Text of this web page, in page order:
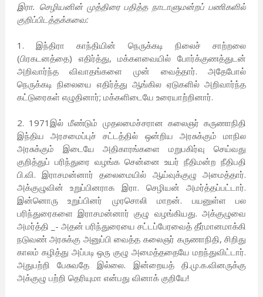
இரா. செழியனின் முத்திரை பதித்த நாடாளுமன்றப் பணிகளில்
குறிப்பிடத்தக்கவை:
1. இந்திரா காந்தியின் நெருக்கடி நிலைச் சாற்றலை
(பிரகடனத்தை) எதிர்த்து, மக்களவையில் போர்க்குணத்துடன்
அறிவார்ந்த விவாதங்களை முன் வைத்தார். அதேபோல்
நெருக்கடி நிலையை எதிர்த்து ஆங்கில ஏடுகளில் அறிவார்ந்த
கட்டுரைகள் எழுதினார்; மக்களிடையே உரையாற்றினார்.
2. 1971இல் மீண்டும் முதலமைச்சரான கலைஞர் கருணாநிதி
இந்திய அரசமைப்புச் சட்டத்தில் ஒன்றிய அரசுக்கும் மாநில
அரசுக்கும் இடையே அதிகாரங்களை மறுபகிர்வு செய்வது
குறித்துப் பரிந்துரை வழங்க சென்னை உயர் நீதிமன்ற நீதிபதி
பி.வி. இராசமன்னார் தலைமையில் ஆய்வுக்குழு அமைத்தார்.
அக்குழுவின் உறுப்பினராக இரா. செழியன் அமர்த்தப்பட்டார்.
இன்னொரு உறுப்பினர் முரசொலி மாறன். பயனுள்ள பல
பரிந்துரைகளை இராசமன்னார் குழு வழங்கியது. அக்குழுவை
அமர்த்தி _- அதன் பரிந்துரையை சட்டப்பேரவைத் தீர்மானமாக்கி
நடுவண் அரசுக்கு அனுப்பி வைத்த கலைஞர் கருணாநிதி, சிறிது
காலம் கழித்து அப்படி ஒரு குழு அமைத்ததையே மறந்துவிட்டார்.
அதுபற்றி பேசுவதே இல்லை. இன்றையத் தி.மு.க.வினருக்கு
அக்குழு பற்றி தெரியுமா என்பது வினாக் குறியே!